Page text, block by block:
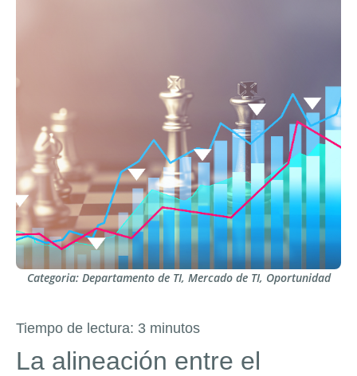
Categoria: Departamento de TI, Mercado de TI, Oportunidad
Tiempo de lectura: 3 minutos
La alineación entre el